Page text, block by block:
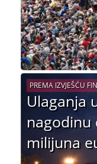
Ulaganja
nagodinu
milijuna
PREMA IZVJEŠĆU